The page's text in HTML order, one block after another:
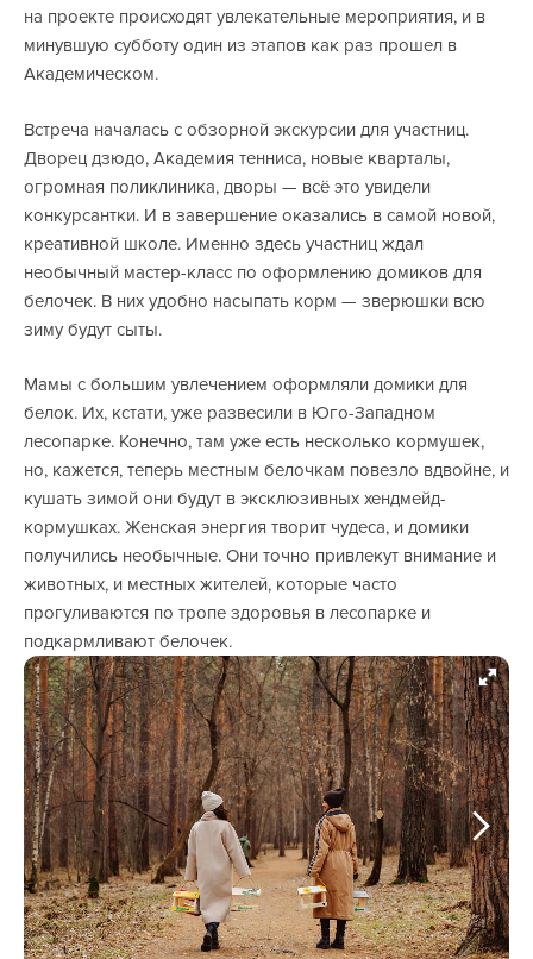
на проекте происходят увлекательные мероприятия, и в
минувшую субботу один из этапов как раз прошел в
Академическом.
Встреча началась с обзорной экскурсии для участниц.
Дворец дзюдо, Академия тенниса, новые кварталы,
огромная поликлиника, дворы — всё это увидели
конкурсантки. И в завершение оказались в самой новой,
креативной школе. Именно здесь участниц ждал
необычный мастер-класс по оформлению домиков для
белочек. В них удобно насыпать корм — зверюшки всю
зиму будут сыты.
Мамы с большим увлечением оформляли домики для
белок. Их, кстати, уже развесили в Юго-Западном
лесопарке. Конечно, там уже есть несколько кормушек,
но, кажется, теперь местным белочкам повезло вдвойне, и
кушать зимой они будут в эксклюзивных хендмейд-
кормушках. Женская энергия творит чудеса, и домики
получились необычные. Они точно привлекут внимание и
животных, и местных жителей, которые часто
прогуливаются по тропе здоровья в лесопарке и
подкармливают белочек.